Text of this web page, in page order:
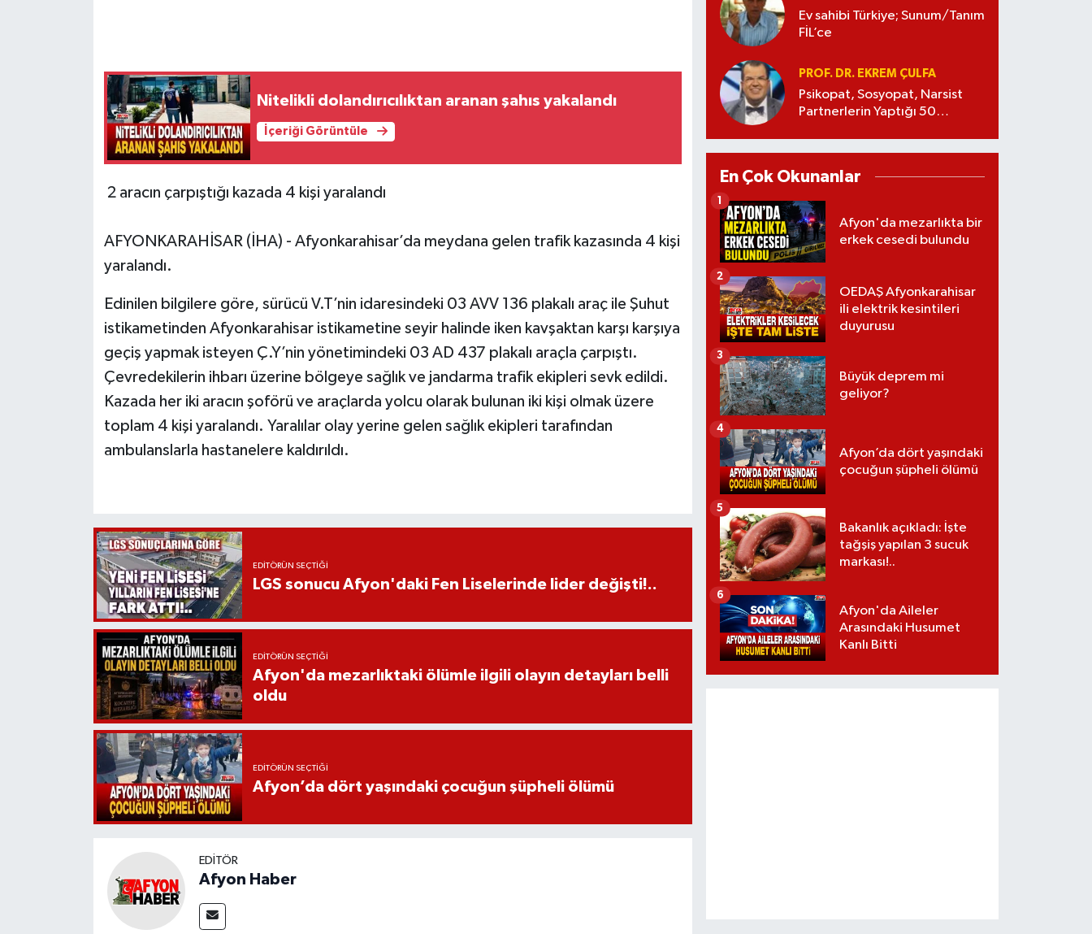
Nitelikli dolandırıcılıktan aranan şahıs yakalandı
İçeriği Görüntüle
2 aracın çarpıştığı kazada 4 kişi yaralandı
AFYONKARAHİSAR (İHA) - Afyonkarahisar’da meydana gelen trafik kazasında 4 kişi
yaralandı.
Edinilen bilgilere göre, sürücü V.T’nin idaresindeki 03 AVV 136 plakalı araç ile Şuhut
istikametinden Afyonkarahisar istikametine seyir halinde iken kavşaktan karşı karşıya
geçiş yapmak isteyen Ç.Y’nin yönetimindeki 03 AD 437 plakalı araçla çarpıştı.
Çevredekilerin ihbarı üzerine bölgeye sağlık ve jandarma trafik ekipleri sevk edildi.
Kazada her iki aracın şoförü ve araçlarda yolcu olarak bulunan iki kişi olmak üzere
toplam 4 kişi yaralandı. Yaralılar olay yerine gelen sağlık ekipleri tarafından
ambulanslarla hastanelere kaldırıldı.
EDITÖRÜN SEÇTIĞI
LGS sonucu Afyon'daki Fen Liselerinde lider değişti!..
EDITÖRÜN SEÇTIĞI
Afyon'da mezarlıktaki ölümle ilgili olayın detayları belli
oldu
EDITÖRÜN SEÇTIĞI
Afyon’da dört yaşındaki çocuğun şüpheli ölümü
EDITÖR
Afyon Haber
Ev sahibi Türkiye; Sunum/Tanım
FİL’ce
PROF. DR. EKREM ÇULFA
Psikopat, Sosyopat, Narsist
Partnerlerin Yaptığı 50
En Çok Okunanlar
Afyon'da mezarlıkta bir
erkek cesedi bulundu
1
OEDAŞ Afyonkarahisar
ili elektrik kesintileri
duyurusu
2
Büyük deprem mi
geliyor?
3
Afyon’da dört yaşındaki
çocuğun şüpheli ölümü
4
Bakanlık açıkladı: İşte
tağşiş yapılan 3 sucuk
markası!..
5
Afyon'da Aileler
Arasındaki Husumet
Kanlı Bitti
6